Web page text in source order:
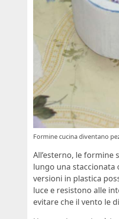
Formine cucina diventano
All’esterno, le formine
lungo una
versioni in plastica
luce e resistono alle
evitare che il vento le